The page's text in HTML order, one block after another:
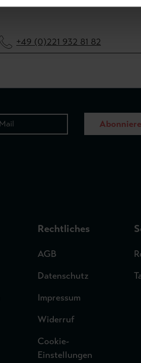
+49 (0)221 932 81 82
Rechtliches
AGB
Datenschutz
Impressum
Widerruf
Cookie-
Einstellungen